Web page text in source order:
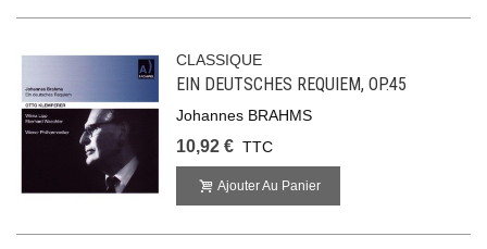
CLASSIQUE
EIN DEUTSCHES REQUIEM, OP.45
Johannes BRAHMS
10,92 € TTC
Ajouter Au Panier